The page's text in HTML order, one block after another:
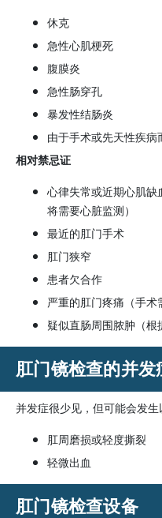
休克
急性心肌梗死
腹膜炎
急性肠穿孔
暴发性结肠炎
由于手术或先天性疾病
相对禁忌证
心律失常或近期心肌
将需要心脏监测）
最近的肛门手术
肛门狭窄
患者欠合作
严重的肛门疼痛（手术
疑似直肠周围脓肿（根
肛门镜检查的并发
并发症很少见，但可能会发生
肛周磨损或轻度撕裂
轻微出血
肛门镜检查设备